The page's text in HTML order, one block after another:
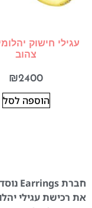
עגילי חישוק
צהוב
₪2400
הוספה לסל
את רכישת עגילי